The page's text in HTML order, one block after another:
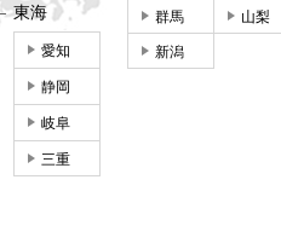
群馬 山梨
新潟
東海
愛知
静岡
岐阜
三重